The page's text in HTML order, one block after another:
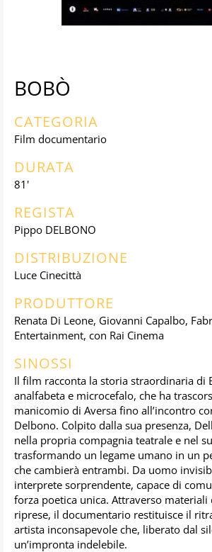
BOBÒ
CATEGORIA
Film documentario
DURATA
81'
REGISTA
Pippo DELBONO
DISTRIBUZIONE
Luce Cinecittà
PRODUTTORE
Renata Di Leone, Giovanni Capalbo,
Entertainment, con Rai Cinema
SINOSSI
Il film racconta la storia straordinaria di
analfabeta e microcefalo, che ha
manicomio di Aversa fino all’incontro
Delbono. Colpito dalla sua presenza,
nella propria compagnia teatrale e nel
trasformando un legame umano in un
che cambierà entrambi. Da uomo
interprete sorprendente, capace di
forza poetica unica. Attraverso materiali
riprese, il documentario restituisce il
artista inconsapevole che, liberato dal
un’impronta indelebile.